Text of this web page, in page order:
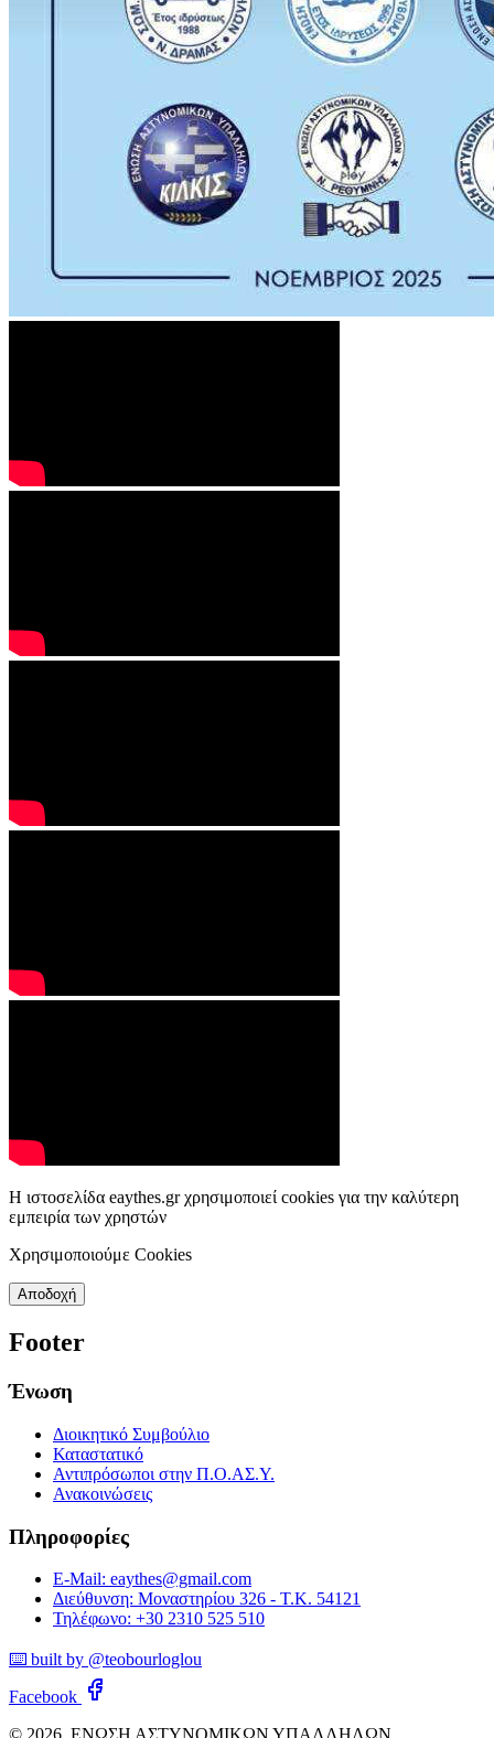
Η ιστοσελίδα eaythes.gr χρησιμοποιεί cookies για την καλύτερη
εμπειρία των χρηστών
Χρησιμοποιούμε Cookies
Αποδοχή
Footer
Ένωση
Διοικητικό Συμβούλιο
Καταστατικό
Αντιπρόσωποι στην Π.Ο.ΑΣ.Υ.
Ανακοινώσεις
Πληροφορίες
E-Mail: eaythes@gmail.com
Διεύθυνση: Μοναστηρίου 326 - Τ.Κ. 54121
Τηλέφωνο: +30 2310 525 510
⌨️ built by @teobourloglou
Facebook